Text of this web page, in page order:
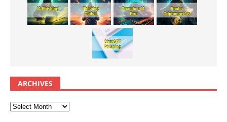
ARCHIVES